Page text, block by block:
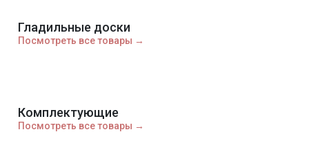
Гладильные доски
Посмотреть все товары →
Комплектующие
Посмотреть все товары →